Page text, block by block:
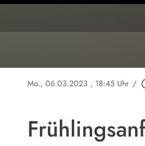
Mo., 06.03.2023 , 18:45 Uhr /